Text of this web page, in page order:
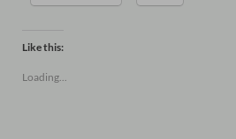
Like this:
Loading...